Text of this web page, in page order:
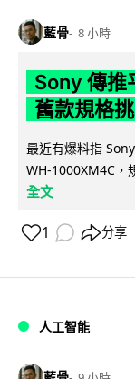
藍骨 8 小時
Sony 傳
舊款規格
最近有爆料指
WH-1000XM4C，
全文
1 分享
人工智能